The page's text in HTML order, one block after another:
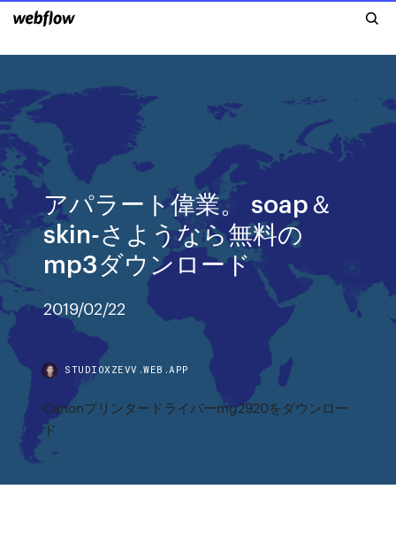
アパラート偉業。 soap＆
skin-さようなら無料の
mp3ダウンロード
2019/02/22
STUDIOXZEVV.WEB.APP
Canonプリンタードライバーmg2920をダウンロー
ド